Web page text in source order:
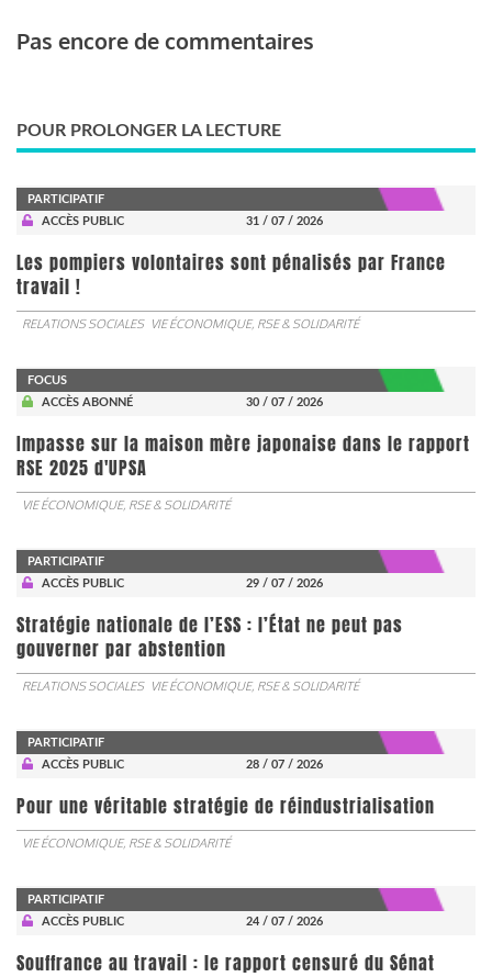
Pas encore de commentaires
POUR PROLONGER LA LECTURE
PARTICIPATIF
ACCÈS PUBLIC
31 / 07 / 2026
Les pompiers volontaires sont pénalisés par France
travail !
RELATIONS SOCIALES VIE ÉCONOMIQUE, RSE & SOLIDARITÉ
FOCUS
ACCÈS ABONNÉ
30 / 07 / 2026
Impasse sur la maison mère japonaise dans le rapport
RSE 2025 d'UPSA
VIE ÉCONOMIQUE, RSE & SOLIDARITÉ
PARTICIPATIF
ACCÈS PUBLIC
29 / 07 / 2026
Stratégie nationale de l’ESS : l’État ne peut pas
gouverner par abstention
RELATIONS SOCIALES VIE ÉCONOMIQUE, RSE & SOLIDARITÉ
PARTICIPATIF
ACCÈS PUBLIC
28 / 07 / 2026
Pour une véritable stratégie de réindustrialisation
VIE ÉCONOMIQUE, RSE & SOLIDARITÉ
PARTICIPATIF
ACCÈS PUBLIC
24 / 07 / 2026
Souffrance au travail : le rapport censuré du Sénat